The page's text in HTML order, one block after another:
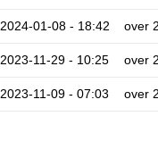
2024-01-08 - 18:42 over
2023-11-29 - 10:25 over
2023-11-09 - 07:03 over